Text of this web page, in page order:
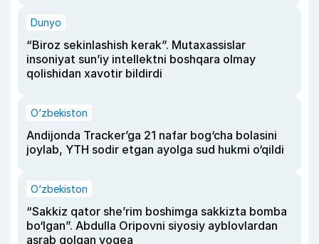
Dunyo
“Biroz sekinlashish kerak”. Mutaxassislar
insoniyat sun’iy intellektni boshqara olmay
qolishidan xavotir bildirdi
O‘zbekiston
Andijonda Tracker’ga 21 nafar bog‘cha bolasini
joylab, YTH sodir etgan ayolga sud hukmi o‘qildi
O‘zbekiston
“Sakkiz qator she’rim boshimga sakkizta bomba
bo‘lgan”. Abdulla Oripovni siyosiy ayblovlardan
asrab qolgan voqea